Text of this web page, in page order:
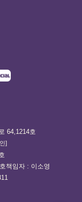
64,1214호
]
책임자 : 이소영